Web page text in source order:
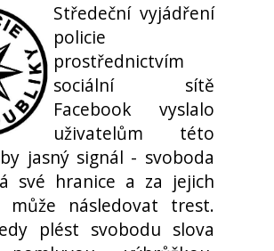
Středeční vyjádření
policie
prostřednictvím
sociální sítě
Facebook vyslalo
uživatelům této
jasný signál - svoboda
své hranice a za jejich
může následovat trest.
plést svobodu slova